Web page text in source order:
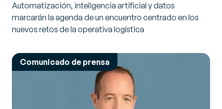
Automatización, inteligencia artificial y datos
marcarán la agenda de un encuentro centrado en los
nuevos retos de la operativa logística
Comunicado de prensa